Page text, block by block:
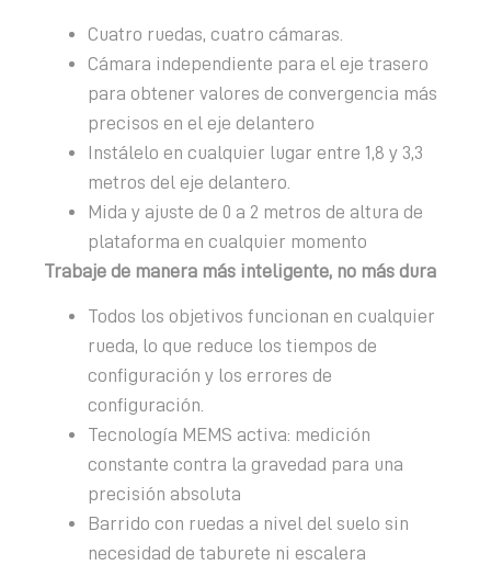
Cuatro ruedas, cuatro cámaras.
Cámara independiente para el eje trasero
para obtener valores de convergencia más
precisos en el eje delantero
Instálelo en cualquier lugar entre 1,8 y 3,3
metros del eje delantero.
Mida y ajuste de 0 a 2 metros de altura de
plataforma en cualquier momento
Trabaje de manera más inteligente, no más dura
Todos los objetivos funcionan en cualquier
rueda, lo que reduce los tiempos de
configuración y los errores de
configuración.
Tecnología MEMS activa: medición
constante contra la gravedad para una
precisión absoluta
Barrido con ruedas a nivel del suelo sin
necesidad de taburete ni escalera